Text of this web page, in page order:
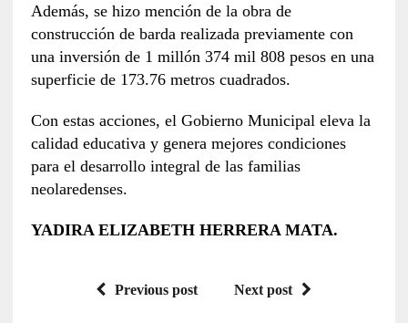
Además, se hizo mención de la obra de
construcción de barda realizada previamente con
una inversión de 1 millón 374 mil 808 pesos en una
superficie de 173.76 metros cuadrados.
Con estas acciones, el Gobierno Municipal eleva la
calidad educativa y genera mejores condiciones
para el desarrollo integral de las familias
neolaredenses.
YADIRA ELIZABETH HERRERA MATA.
Previous post Next post